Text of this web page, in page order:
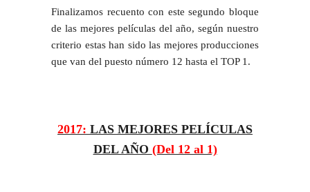
Finalizamos recuento con este segundo bloque
de las mejores películas del año, según nuestro
criterio estas han sido las mejores producciones
que van del puesto número 12 hasta el TOP 1.
2017: LAS MEJORES PELÍCULAS
DEL AÑO (Del 12 al 1)